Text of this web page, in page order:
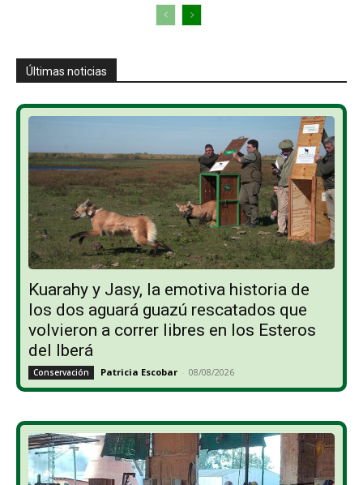
Últimas noticias
Kuarahy y Jasy, la emotiva historia de
los dos aguará guazú rescatados que
volvieron a correr libres en los Esteros
del Iberá
Conservación Patricia Escobar - 08/08/2026